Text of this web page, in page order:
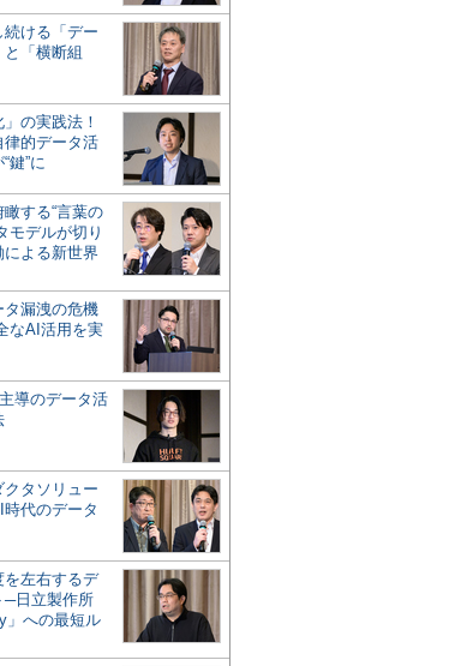
ける「デー
「横断組
」の実践法！
律的データ活
鍵”に
する“言葉の
モデルが切り
よる新世界
タ漏洩の危機
なAI活用を実
導のデータ活
クタソリュー
代のデータ
左右するデ
─日立製作所
」への最短ル